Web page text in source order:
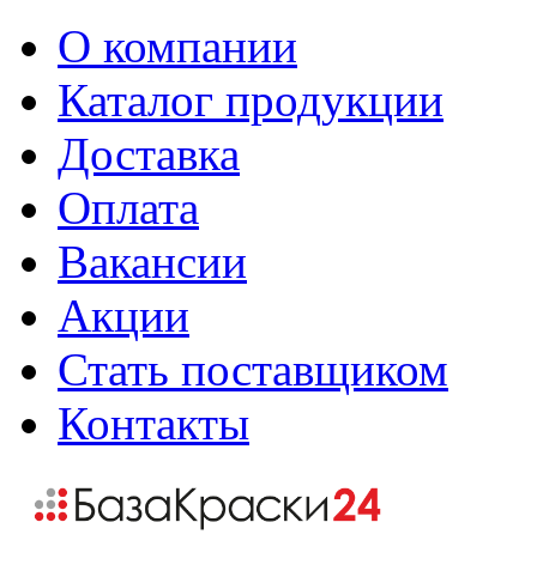
О компании
Каталог продукции
Доставка
Оплата
Вакансии
Акции
Стать поставщиком
Контакты